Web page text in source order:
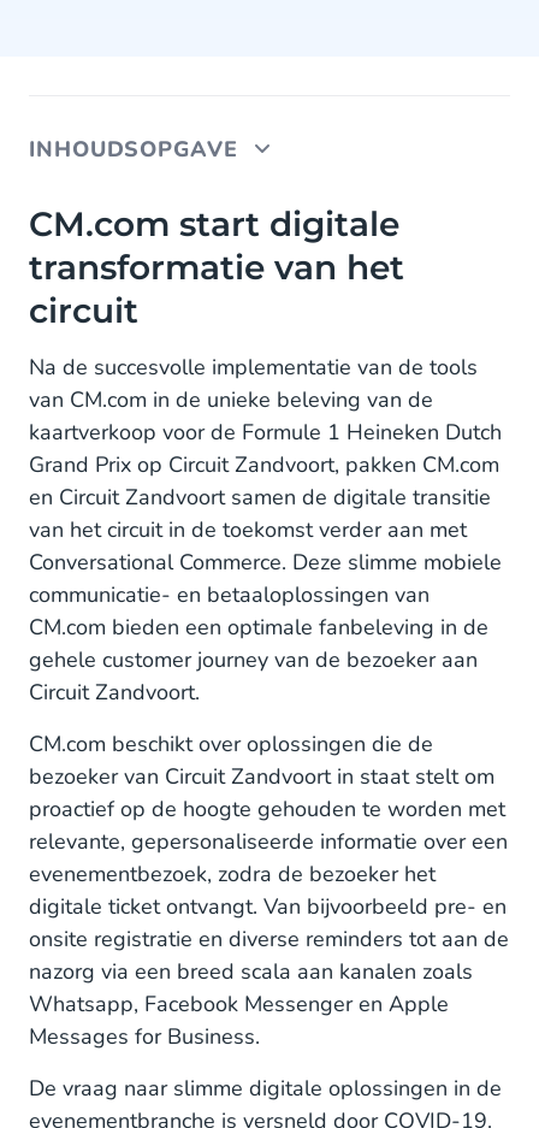
INHOUDSOPGAVE
CM.com start digitale transformatie van het circuit
Conversational Commerce
Drukte voorkomen
CM.com start digitale
transformatie van het
circuit
Na de succesvolle implementatie van de tools
van CM.com in de unieke beleving van de
kaartverkoop voor de Formule 1 Heineken Dutch
Grand Prix op Circuit Zandvoort, pakken CM.com
en Circuit Zandvoort samen de digitale transitie
van het circuit in de toekomst verder aan met
Conversational Commerce. Deze slimme mobiele
communicatie- en betaaloplossingen van
CM.com bieden een optimale fanbeleving in de
gehele customer journey van de bezoeker aan
Circuit Zandvoort.
CM.com beschikt over oplossingen die de
bezoeker van Circuit Zandvoort in staat stelt om
proactief op de hoogte gehouden te worden met
relevante, gepersonaliseerde informatie over een
evenementbezoek, zodra de bezoeker het
digitale ticket ontvangt. Van bijvoorbeeld pre- en
onsite registratie en diverse reminders tot aan de
nazorg via een breed scala aan kanalen zoals
Whatsapp, Facebook Messenger en Apple
Messages for Business.
De vraag naar slimme digitale oplossingen in de
evenementbranche is versneld door COVID-19.